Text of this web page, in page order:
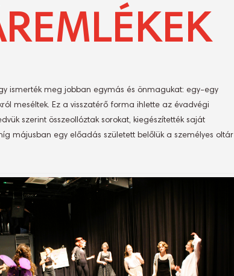
ismerték meg jobban egymás és önmagukat: egy-egy
meséltek. Ez a visszatérő forma ihlette az évadvégi
szerint összeollóztak sorokat, kiegészítették saját
májusban egy előadás született belőlük a személyes oltár